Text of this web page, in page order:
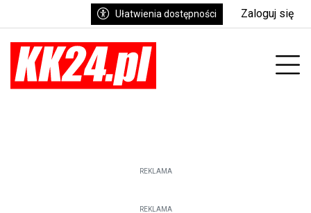
Ułatwienia dostępności Zaloguj się
REKLAMA
REKLAMA